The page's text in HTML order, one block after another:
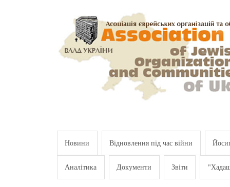
Новини Відновлення під час війни
Аналітика Документи Звіти